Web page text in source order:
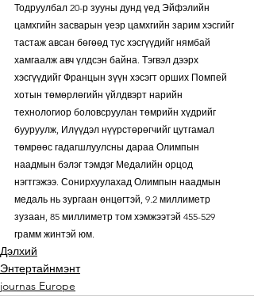
Тодруулбал 20-р зууны дунд үед Эйфэлийн
цамхгийн засварын үеэр цамхгийн зарим хэсгийг
тастаж авсан бөгөөд тус хэсгүүдийг нямбай
хамгаалж авч үлдсэн байна. Тэгвэл дээрх
хэсгүүдийг Францын зүүн хэсэгт орших Помпей
хотын төмөрлөгийн үйлдвэрт нарийн
технологиор боловсруулан төмрийн хүдрийг
бууруулж, Илүүдэл нүүрстөрөгчийг цутгамал
төмрөөс гадагшлуулсны дараа Олимпын
наадмын бэлэг тэмдэг Медалийн орцод
нэгтгэжээ. Сонирхуулахад Олимпын наадмын
медаль нь зургаан өнцөгтэй, 9.2 миллиметр
зузаан, 85 миллиметр том хэмжээтэй 455-529
грамм жинтэй юм.
Дэлхий
Энтертайнмэнт
journas Europe